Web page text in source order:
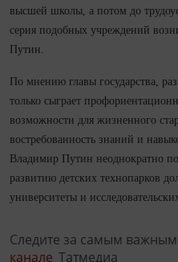
высшей школы, а потом до
серия подобных учреждений
Путин.
По мнению главы государства,
только сыграет
возможности для жизненного
востребованность знаний и
Владимир Путин неоднократно
развитию детских технопарков
университеты и
Следите за самым
канале Татмедиа